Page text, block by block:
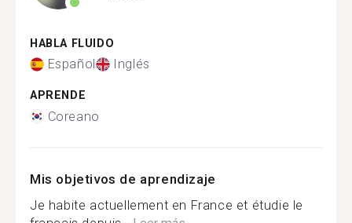
HABLA FLUIDO
Español Inglés
APRENDE
Coreano
Mis objetivos de aprendizaje
Je habite actuellement en France et étudie le